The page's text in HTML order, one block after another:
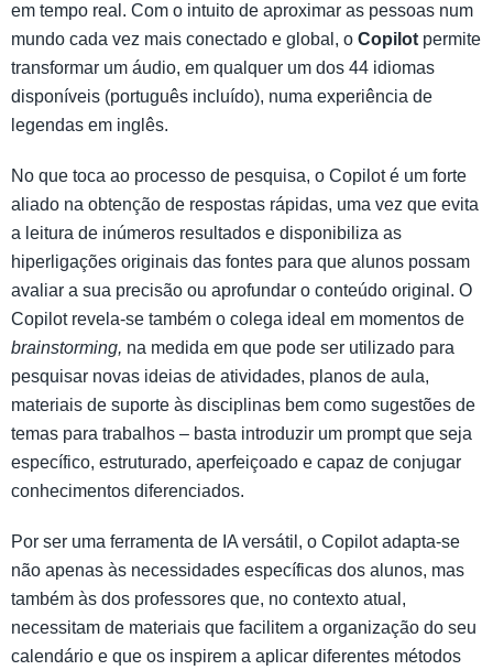
em tempo real. Com o intuito de aproximar as pessoas num
mundo cada vez mais conectado e global, o Copilot permite
transformar um áudio, em qualquer um dos 44 idiomas
disponíveis (português incluído), numa experiência de
legendas em inglês.
No que toca ao processo de pesquisa, o Copilot é um forte
aliado na obtenção de respostas rápidas, uma vez que evita
a leitura de inúmeros resultados e disponibiliza as
hiperligações originais das fontes para que alunos possam
avaliar a sua precisão ou aprofundar o conteúdo original. O
Copilot revela-se também o colega ideal em momentos de
brainstorming, na medida em que pode ser utilizado para
pesquisar novas ideias de atividades, planos de aula,
materiais de suporte às disciplinas bem como sugestões de
temas para trabalhos – basta introduzir um prompt que seja
específico, estruturado, aperfeiçoado e capaz de conjugar
conhecimentos diferenciados.
Por ser uma ferramenta de IA versátil, o Copilot adapta-se
não apenas às necessidades específicas dos alunos, mas
também às dos professores que, no contexto atual,
necessitam de materiais que facilitem a organização do seu
calendário e que os inspirem a aplicar diferentes métodos